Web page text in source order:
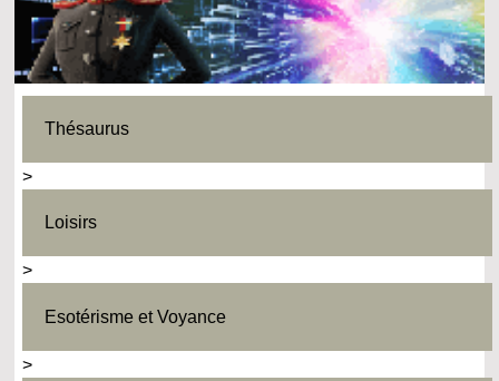
Thésaurus
>
Loisirs
>
Esotérisme et Voyance
>